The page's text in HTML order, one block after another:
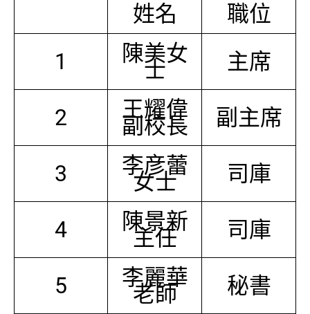
姓名
職位
1
陳美女
士 主席
2 王耀偉
副校長 副主席
3 李彦蕾
女士 司庫
4 陳景新
主任 司庫
5 李麗華
老師 秘書